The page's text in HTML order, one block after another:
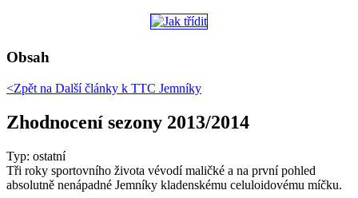
Obsah
<Zpět na Další články k TTC Jemníky
Zhodnocení sezony 2013/2014
Typ: ostatní
Tři roky sportovního života vévodí maličké a na první pohled
absolutně nenápadné Jemníky kladenskému celuloidovému míčku.